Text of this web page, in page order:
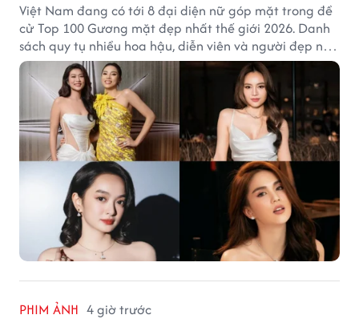
Việt Nam đang có tới 8 đại diện nữ góp mặt trong đề
cử Top 100 Gương mặt đẹp nhất thế giới 2026. Danh
sách quy tụ nhiều hoa hậu, diễn viên và người đẹp nổi
tiếng của showbiz Việt.
PHIM ẢNH 4 giờ trước